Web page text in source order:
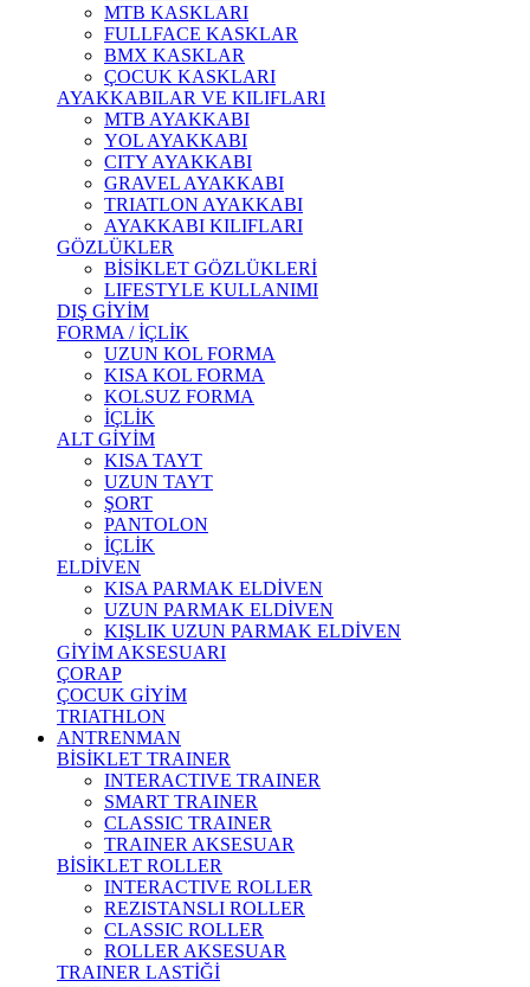
MTB KASKLARI
FULLFACE KASKLAR
BMX KASKLAR
ÇOCUK KASKLARI
AYAKKABILAR VE KILIFLARI
MTB AYAKKABI
YOL AYAKKABI
CITY AYAKKABI
GRAVEL AYAKKABI
TRIATLON AYAKKABI
AYAKKABI KILIFLARI
GÖZLÜKLER
BİSİKLET GÖZLÜKLERİ
LIFESTYLE KULLANIMI
DIŞ GİYİM
FORMA / İÇLİK
UZUN KOL FORMA
KISA KOL FORMA
KOLSUZ FORMA
İÇLİK
ALT GİYİM
KISA TAYT
UZUN TAYT
ŞORT
PANTOLON
İÇLİK
ELDİVEN
KISA PARMAK ELDİVEN
UZUN PARMAK ELDİVEN
KIŞLIK UZUN PARMAK ELDİVEN
GİYİM AKSESUARI
ÇORAP
ÇOCUK GİYİM
TRIATHLON
ANTRENMAN
BİSİKLET TRAINER
INTERACTIVE TRAINER
SMART TRAINER
CLASSIC TRAINER
TRAINER AKSESUAR
BİSİKLET ROLLER
INTERACTIVE ROLLER
REZISTANSLI ROLLER
CLASSIC ROLLER
ROLLER AKSESUAR
TRAINER LASTİĞİ